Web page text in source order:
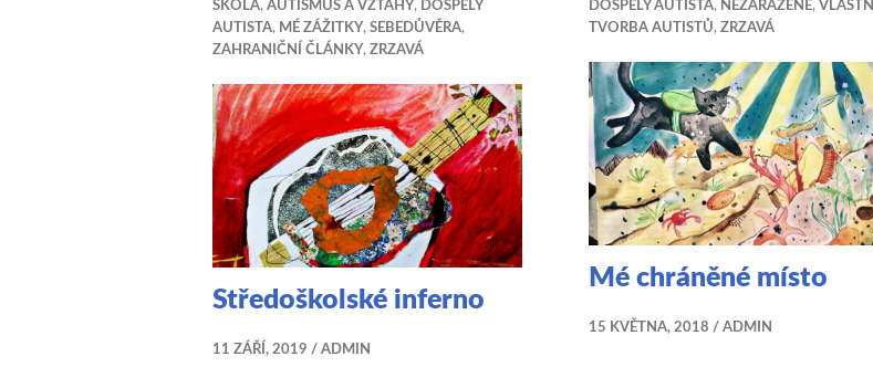
ŠKOLA, AUTISMUS A VZTAHY, DOSPĚLÝ
AUTISTA, MÉ ZÁŽITKY, SEBEDŮVĚRA,
ZAHRANIČNÍ ČLÁNKY, ZRZAVÁ
Středoškolské inferno
11 ZÁŘÍ, 2019 ADMIN
DOSPĚLÝ AUTISTA, NEZAŘAZENÉ, VLASTNÍ
TVORBA AUTISTŮ, ZRZAVÁ
Mé chráněné místo
15 KVĚTNA, 2018 ADMIN